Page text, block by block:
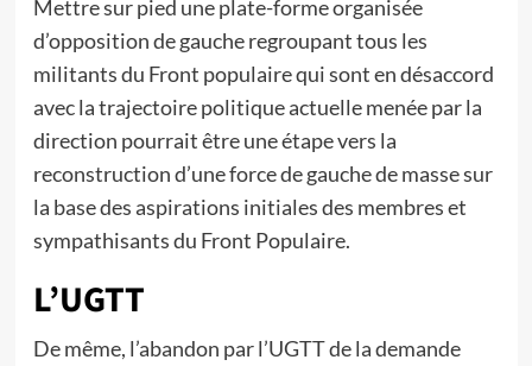
Mettre sur pied une plate-forme organisée
d’opposition de gauche regroupant tous les
militants du Front populaire qui sont en désaccord
avec la trajectoire politique actuelle menée par la
direction pourrait être une étape vers la
reconstruction d’une force de gauche de masse sur
la base des aspirations initiales des membres et
sympathisants du Front Populaire.
L’UGTT
De même, l’abandon par l’UGTT de la demande